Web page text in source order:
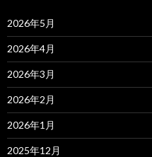
2026年5月
2026年4月
2026年3月
2026年2月
2026年1月
2025年12月